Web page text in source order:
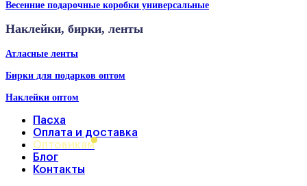
Весенние подарочные коробки универсальные
Наклейки, бирки, ленты
Атласные ленты
Бирки для подарков оптом
Наклейки оптом
Пасха
Оплата и доставка
Оптовикам
Блог
Контакты